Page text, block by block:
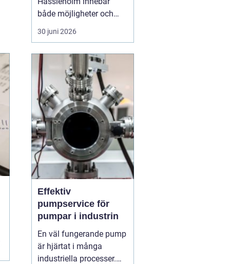
både möjligheter och
ansvar. Särskilt
ekonomin kräver
dag: verifikationer ska
bokföras, löner betalas
ut, skatter räknas ut och
rapporter lämnas in i tid.
Många företagare
märker förr eller s...
30 juni 2026
Effektiv
pumpservice för
pumpar i industrin
En väl fungerande pump
är hjärtat i många
industriella processer.